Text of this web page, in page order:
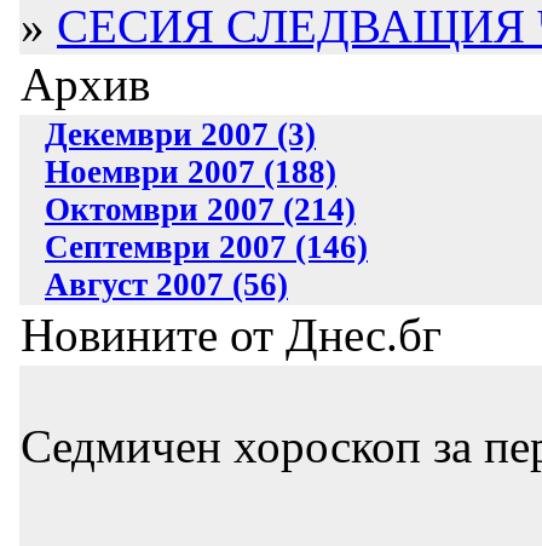
» СЕСИЯ СЛЕДВАЩИЯ
Архив
Декември 2007 (3)
Ноември 2007 (188)
Октомври 2007 (214)
Септември 2007 (146)
Август 2007 (56)
Новините от Днес.бг
Седмичен хороскоп за